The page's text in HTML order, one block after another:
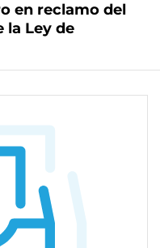
en reclamo del
Ley de